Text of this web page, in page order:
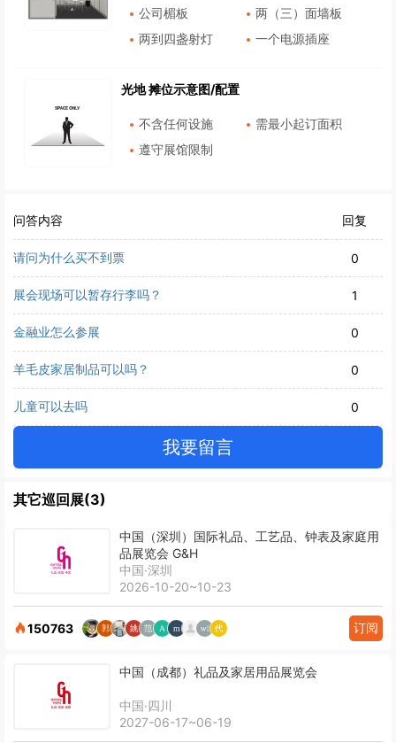
公司楣板
两（三）面墙板
两到四盏射灯
一个电源插座
光地 摊位示意图/配置
不含任何设施
需最小起订面积
遵守展馆限制
问答内容 回复
请问为什么买不到票 0
展会现场可以暂存行李吗？ 1
金融业怎么参展 0
羊毛皮家居制品可以吗？ 0
儿童可以去吗 0
我要留言
其它巡回展(3)
中国（深圳）国际礼品、工艺品、钟表及家庭用
品展览会 G&H
中国·深圳
2026-10-20~10-23
150763 订阅
中国（成都）礼品及家居用品展览会
中国·四川
2027-06-17~06-19